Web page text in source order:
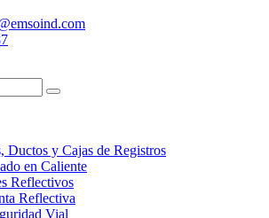
Ductos y Cajas de Registros
en Caliente
Reflectivos
Reflectiva
Vial